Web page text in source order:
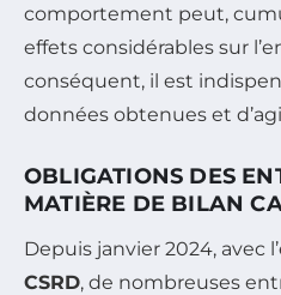
comportement peut,
effets considérables sur
conséquent, il est
données obtenues et
OBLIGATIONS DES
MATIÈRE DE BILAN
Depuis janvier 2024, avec
CSRD, de nombreuses